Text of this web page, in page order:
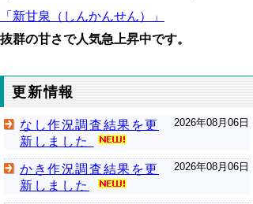
「新甘泉（しんかんせん）」
抜群の甘さで人気急上昇中です。
更新情報
2026年08月06日
なし作況調査結果を更
新しました
2026年08月06日
かき作況調査結果を更
新しました